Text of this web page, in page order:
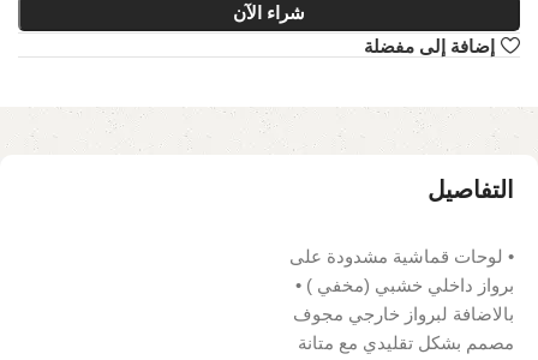
شراء الآن
إضافة إلى مفضلة
التفاصيل
• لوحات قماشية مشدودة على
برواز داخلي خشبي (مخفي ) •
بالاضافة لبرواز خارجي مجوف
مصمم بشكل تقليدي مع متانة